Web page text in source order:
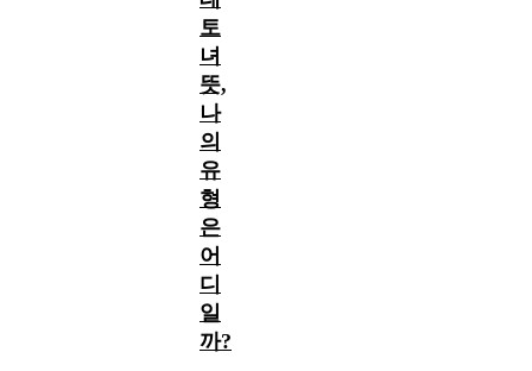
토
녀
뜻,
나
의
유
형
은
어
디
일
까?